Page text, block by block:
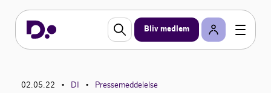
Bliv medlem
02.05.22 • DI • Pressemeddelelse